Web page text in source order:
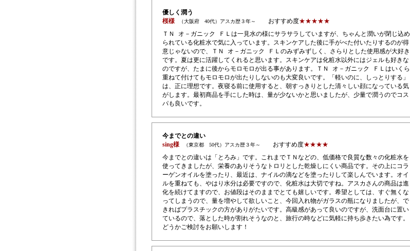
優しく潤う
桜様
（大阪府 40代）アスカ歴３年～ おすすめ度★★★★★
ＴＮ オ－ガニック ＦＬは一見水の様にサラサラしていますが、ちゃんと潤いが閉じ込め
られている化粧水で気に入っています。スキンケアした後に手がべた付いたりするのが得
意じゃないので、ＴＮ オ－ガニック ＦＬのみずみずしく、さらりとした使用感が大好き
です。夏は更に活躍してくれると思います。スキンケアは化粧水以外にはジェルも好きな
のですが、たまに後からモロモロが出る事があります。ＴＮ オ－ガニック ＦＬはいくら
重ねて付けてもモロモロが出たりしないのも大変良いです。「軽いのに、しっとりする」
は、正に理想です。夜寝る前に使用すると、朝すっきりとした清々しい顔になっている気
がします。最初商品を手にした時は、量が少ないかと思いましたが、少量で潤うのでコス
パも良いです。
今までとの違い
sing様
（東京都 50代）アスカ歴３年～ おすすめ度★★★★
今までとの違いは「とろみ」です。これまでＴＮなどの、低価格で良質な数々の化粧水を
使ってきましたが、栄養のありそうなトロリとした乾燥しにくい商品です。その上にコラ
ーゲンオイルを塗ったり、最近は、ナイルの滴などを塗ったりして楽しんでいます。オイ
ルを重ねても、やはり水分は必要ですので、化粧水は大切ですね。アスカさんの商品は進
化を続けてますので、お値段はそのままでとても嬉しいです。希望としては、すぐ無くな
ってしまうので、量を増やして欲しいこと、今回入れ物がガラスの瓶になりましたが、で
きればプラスチックの方がありがたいです。高級感があって良いのですが、洗面台に置い
ているので、落とした時が割れそうなのと、旅行の時などに気軽に持ち歩きたい為です。
どうかご検討をお願いします！